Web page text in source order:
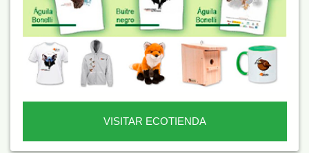
VISITAR ECOTIENDA